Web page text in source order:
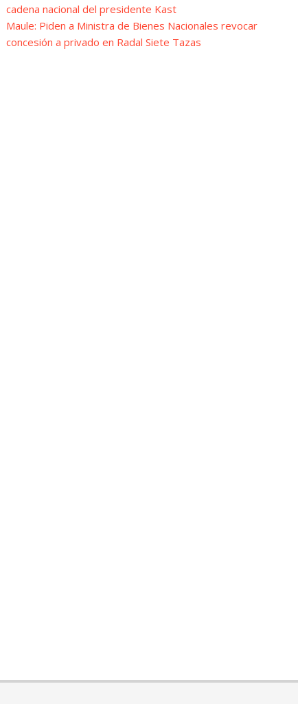
cadena nacional del presidente Kast
Maule: Piden a Ministra de Bienes Nacionales revocar
concesión a privado en Radal Siete Tazas